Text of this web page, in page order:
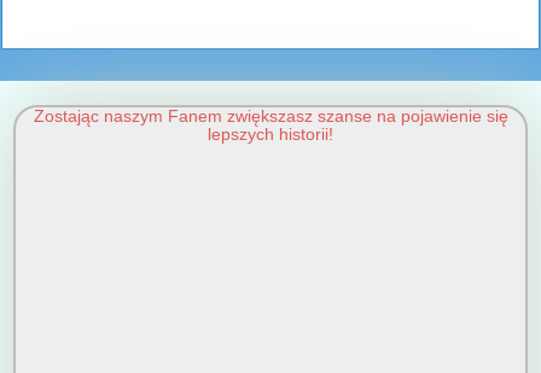
Zostając naszym Fanem zwiększasz szanse na pojawienie się
lepszych historii!